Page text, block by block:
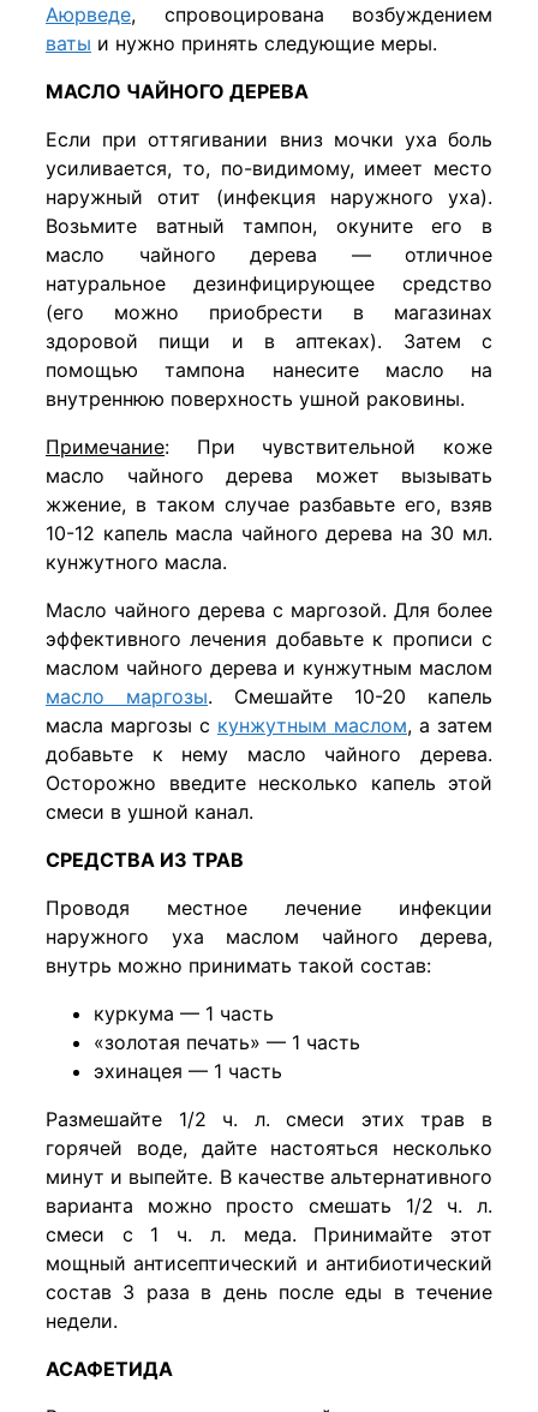
Аюрведе, спровоцирована возбуждением
ваты и нужно принять следующие меры.
МАСЛО ЧАЙНОГО ДЕРЕВА
Если при оттягивании вниз мочки уха боль
усиливается, то, по-видимому, имеет место
наружный отит (инфекция наружного уха).
Возьмите ватный тампон, окуните его в
масло чайного дерева — отличное
натуральное дезинфицирующее средство
(его можно приобрести в магазинах
здоровой пищи и в аптеках). Затем с
помощью тампона нанесите масло на
внутреннюю поверхность ушной раковины.
Примечание: При чувствительной коже
масло чайного дерева может вызывать
жжение, в таком случае разбавьте его, взяв
10-12 капель масла чайного дерева на 30 мл.
кунжутного масла.
Масло чайного дерева с маргозой. Для более
эффективного лечения добавьте к прописи с
маслом чайного дерева и кунжутным маслом
масло маргозы. Смешайте 10-20 капель
масла маргозы с кунжутным маслом, а затем
добавьте к нему масло чайного дерева.
Осторожно введите несколько капель этой
смеси в ушной канал.
СРЕДСТВА ИЗ ТРАВ
Проводя местное лечение инфекции
наружного уха маслом чайного дерева,
внутрь можно принимать такой состав:
куркума — 1 часть
«золотая печать» — 1 часть
эхинацея — 1 часть
Размешайте 1/2 ч. л. смеси этих трав в
горячей воде, дайте настояться несколько
минут и выпейте. В качестве альтернативного
варианта можно просто смешать 1/2 ч. л.
смеси с 1 ч. л. меда. Принимайте этот
мощный антисептический и антибиотический
состав 3 раза в день после еды в течение
недели.
АСАФЕТИДА